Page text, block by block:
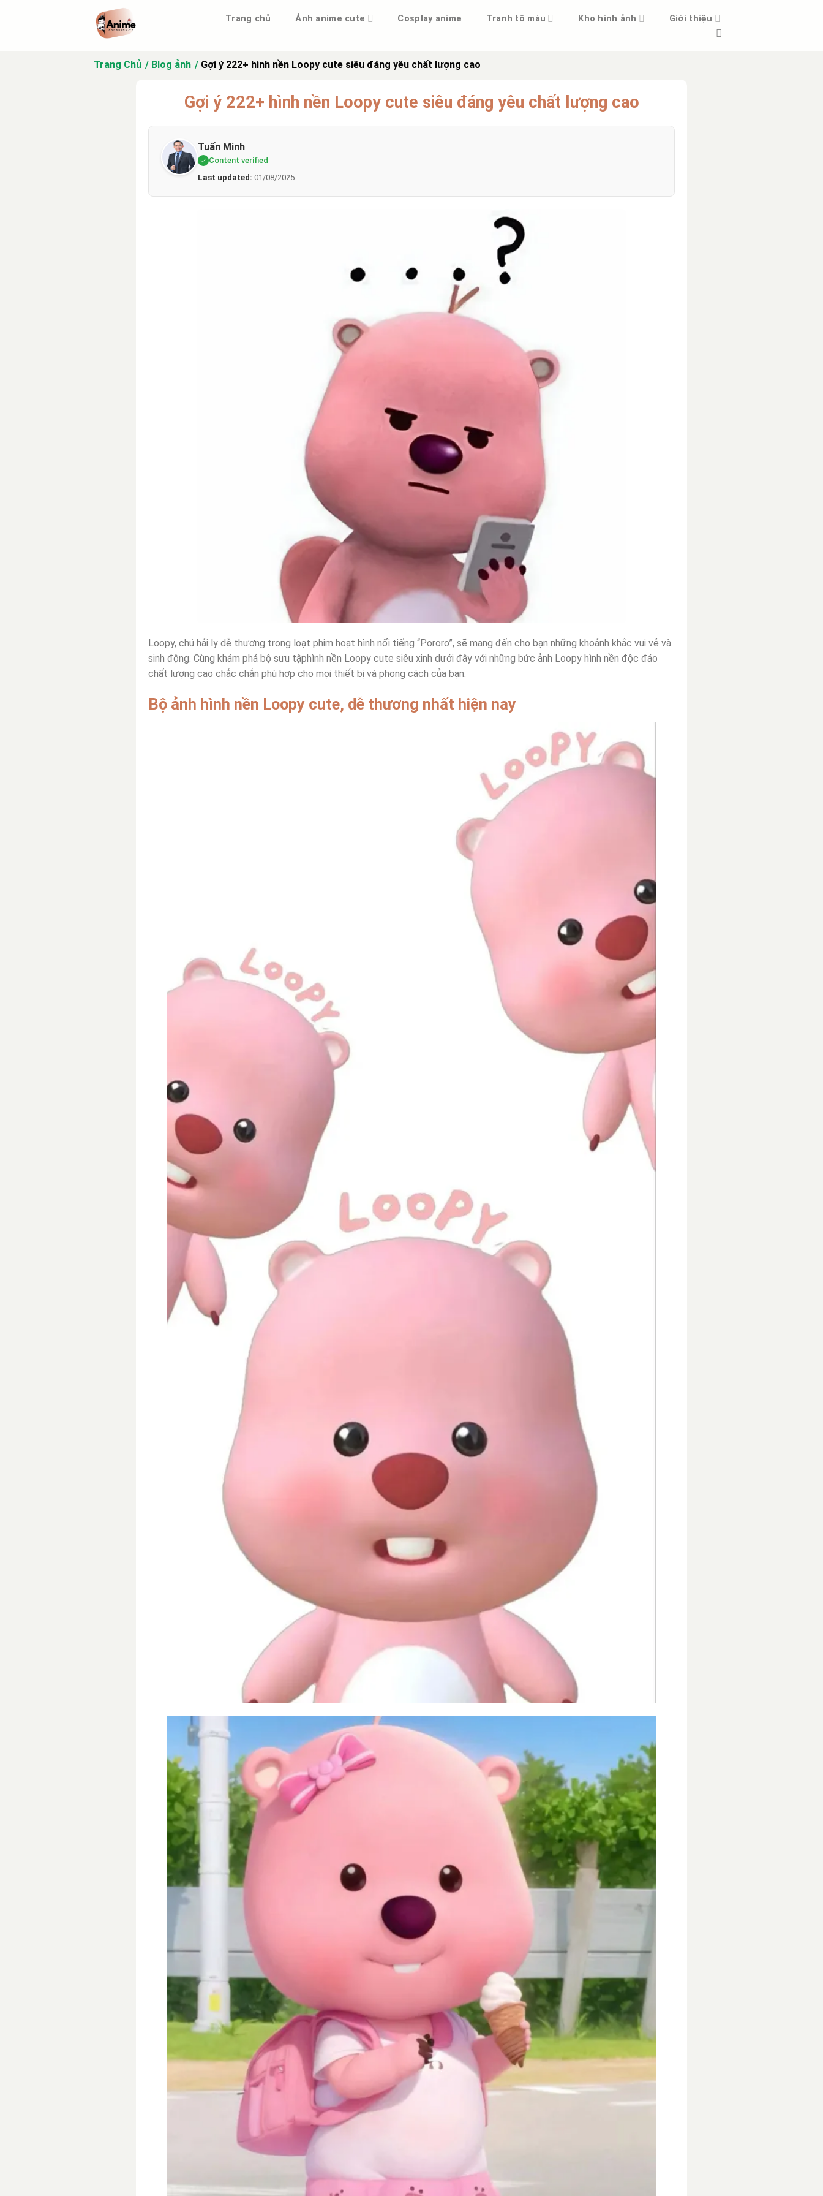
Trang chủ Ảnh anime cute Cosplay anime Tranh tô màu Kho hình ảnh Giới thiệu
Trang Chủ Blog ảnh Gợi ý 222+ hình nền Loopy cute siêu đáng yêu chất lượng cao
Gợi ý 222+ hình nền Loopy cute siêu đáng yêu chất lượng cao
Tuấn Minh
Content verified
Last updated: 01/08/2025
Loopy, chú hải ly dễ thương trong loạt phim hoạt hình nổi tiếng “Pororo”, sẽ mang đến cho bạn những khoảnh khắc vui vẻ và
sinh động. Cùng khám phá bộ sưu tậphình nền Loopy cute siêu xinh dưới đây với những bức ảnh Loopy hình nền độc đáo
chất lượng cao chắc chắn phù hợp cho mọi thiết bị và phong cách của bạn.
Bộ ảnh hình nền Loopy cute, dễ thương nhất hiện nay